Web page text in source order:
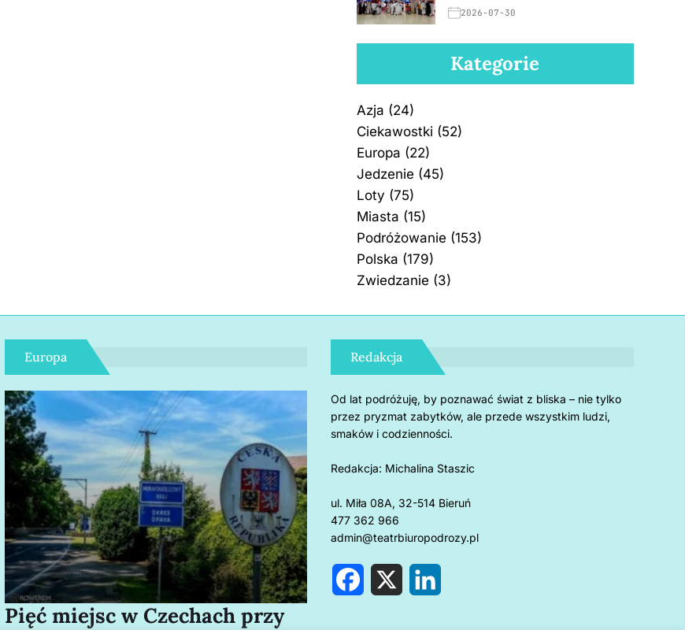
2026-07-30
Kategorie
Azja (24)
Ciekawostki (52)
Europa (22)
Jedzenie (45)
Loty (75)
Miasta (15)
Podróżowanie (153)
Polska (179)
Zwiedzanie (3)
Europa
Pięć miejsc w Czechach przy
Redakcja
Od lat podróżuję, by poznawać świat z bliska – nie tylko
przez pryzmat zabytków, ale przede wszystkim ludzi,
smaków i codzienności.
Redakcja: Michalina Staszic
ul. Miła 08A, 32-514 Bieruń
477 362 966
admin@teatrbiuropodrozy.pl
X